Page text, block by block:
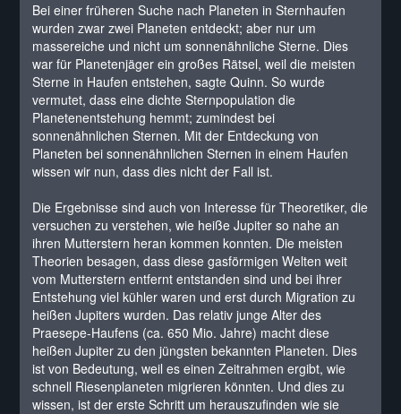
Bei einer früheren Suche nach Planeten in Sternhaufen
wurden zwar zwei Planeten entdeckt; aber nur um
massereiche und nicht um sonnenähnliche Sterne. Dies
war für Planetenjäger ein großes Rätsel, weil die meisten
Sterne in Haufen entstehen, sagte Quinn. So wurde
vermutet, dass eine dichte Sternpopulation die
Planetenentstehung hemmt; zumindest bei
sonnenähnlichen Sternen. Mit der Entdeckung von
Planeten bei sonnenähnlichen Sternen in einem Haufen
wissen wir nun, dass dies nicht der Fall ist.
Die Ergebnisse sind auch von Interesse für Theoretiker, die
versuchen zu verstehen, wie heiße Jupiter so nahe an
ihren Mutterstern heran kommen konnten. Die meisten
Theorien besagen, dass diese gasförmigen Welten weit
vom Mutterstern entfernt entstanden sind und bei ihrer
Entstehung viel kühler waren und erst durch Migration zu
heißen Jupiters wurden. Das relativ junge Alter des
Praesepe-Haufens (ca. 650 Mio. Jahre) macht diese
heißen Jupiter zu den jüngsten bekannten Planeten. Dies
ist von Bedeutung, weil es einen Zeitrahmen ergibt, wie
schnell Riesenplaneten migrieren könnten. Und dies zu
wissen, ist der erste Schritt um herauszufinden wie sie